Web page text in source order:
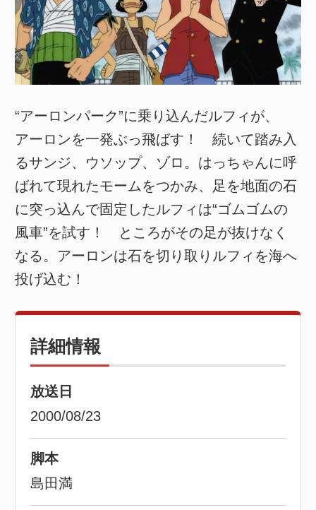
“アーロンパーク”に乗り込んだルフィが、
アーロンを一発ぶっ飛ばす！ 続いて踏み入
るサンジ、ウソップ、ゾロ。はっちゃんに呼
ばれて現れたモームをつかみ、足を地面の石
に突っ込んで固定したルフィは“ゴムゴムの
風車”を試す！ ところがその足が抜けなく
なる。アーロンは石を切り取りルフィを海へ
投げ込む！
詳細情報
放送日
2000/08/23
脚本
島田満